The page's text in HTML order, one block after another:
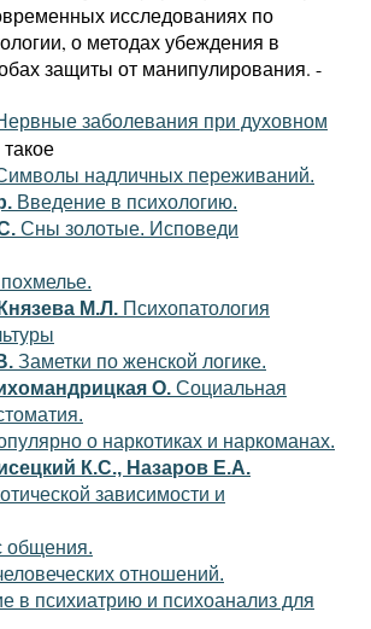
исследованиях по
о методах убеждения в
защиты от манипулирования. -
заболевания при духовном
надличных переживаний.
Введение в психологию.
Сны золотые. Исповеди
М.Л. Психопатология
Заметки по женской логике.
О. Социальная
о наркотиках и наркоманах.
К.С., Назаров Е.А.
зависимости и
общения.
отношений.
в психиатрию и психоанализ для